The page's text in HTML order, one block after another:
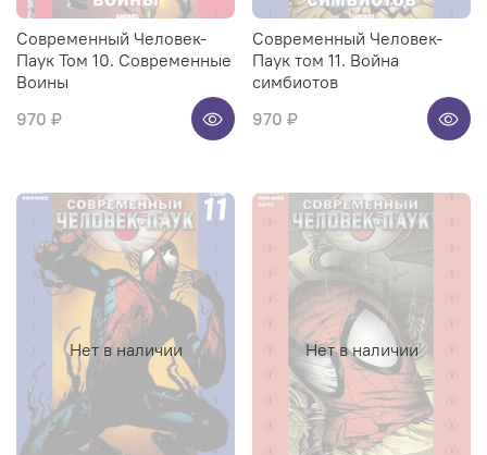
Современный Человек-
Паук Том 10. Современные
Воины
970 ₽
Современный Человек-
Паук том 11. Война
симбиотов
970 ₽
Нет в наличии Нет в наличии